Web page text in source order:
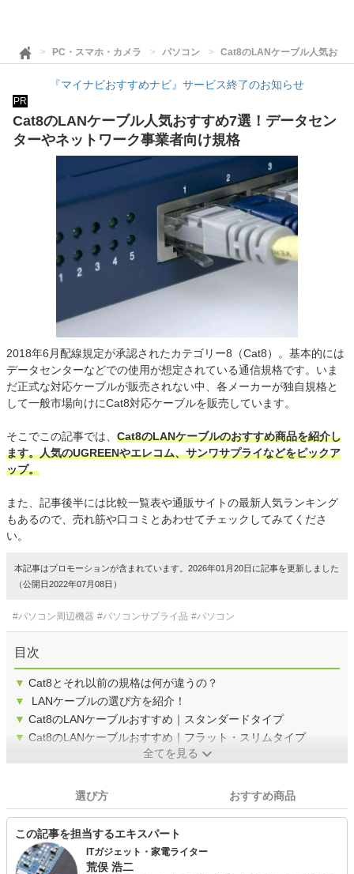
PC・スマホ・カメラ パソコン Cat8のLANケーブル人気おす
『マイナビおすすめナビ』サービス終了のお知らせ
PR
Cat8のLANケーブル人気おすすめ7選！データセン
ターやネットワーク事業者向け規格
2018年6月配線規定が承認されたカテゴリー8（Cat8）。基本的には
データセンターなどでの使用が想定されている通信規格です。いま
だ正式な対応ケーブルが販売されない中、各メーカーが独自規格と
して一般市場向けにCat8対応ケーブルを販売しています。
そこでこの記事では、 Cat8のLANケーブルのおすすめ商品を紹介し
ます。人気のUGREENやエレコム、サンワサプライなどをピックア
ップ。
また、記事後半には比較一覧表や通販サイトの最新人気ランキング
もあるので、売れ筋や口コミとあわせてチェックしてみてくださ
い。
本記事はプロモーションが含まれています。2026年01月20日に記事を更新しました
（公開日2022年07月08日）
#パソコン周辺機器 #パソコンサプライ品 #パソコン
目次
▼ Cat8とそれ以前の規格は何が違うの？
▼
LANケーブルの選び方を紹介！
▼ Cat8のLANケーブルおすすめ｜スタンダードタイプ
▼ Cat8のLANケーブルおすすめ｜フラット・スリムタイプ
全てを見る
選び方 おすすめ商品
この記事を担当するエキスパート
ITガジェット・家電ライター
荒俣 浩二